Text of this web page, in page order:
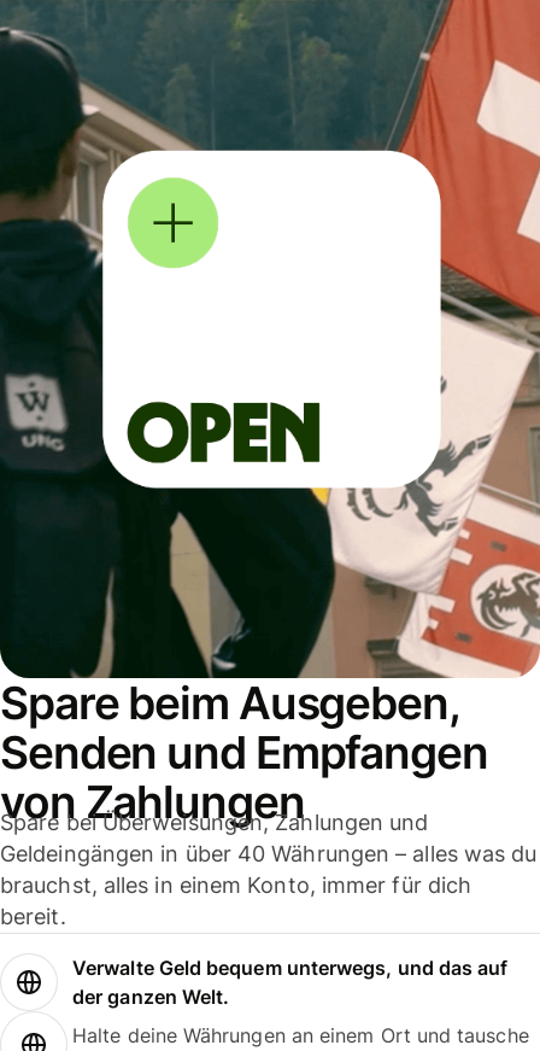
Spare beim Ausgeben,
Senden und Empfangen
von Zahlungen
Spare bei Überweisungen, Zahlungen und
Geldeingängen in über 40 Währungen – alles was du
brauchst, alles in einem Konto, immer für dich
bereit.
Verwalte Geld bequem unterwegs, und das auf
der ganzen Welt.
Halte deine Währungen an einem Ort und tausche